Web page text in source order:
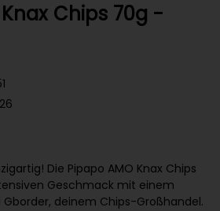
Knax Chips 70g -
Die Pipapo AMO Knax Chips
Geschmack mit einem
Gborder, deinem Chips-Großhandel.